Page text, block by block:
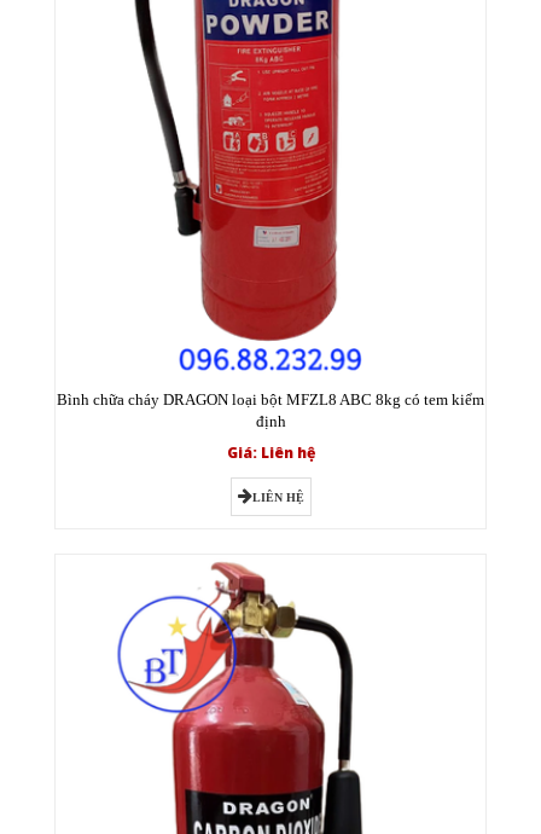
Bình chữa cháy DRAGON loại bột MFZL8 ABC 8kg có tem kiểm
định
Giá: Liên hệ
LIÊN HỆ